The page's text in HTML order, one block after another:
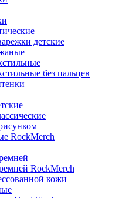
детские
без пальцев
RockMerch
RockMerch
кожи